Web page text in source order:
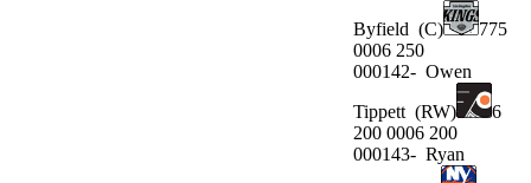
Byfield (C)
775
0006 250
000142- Owen
Tippett (RW)
6
200 0006 200
000143- Ryan